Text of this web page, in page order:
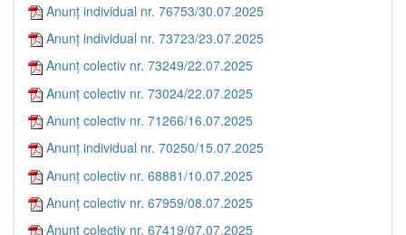
Anunț individual nr. 76753/30.07.2025
Anunț individual nr. 73723/23.07.2025
Anunț colectiv nr. 73249/22.07.2025
Anunț colectiv nr. 73024/22.07.2025
Anunț colectiv nr. 71266/16.07.2025
Anunț individual nr. 70250/15.07.2025
Anunț colectiv nr. 68881/10.07.2025
Anunț colectiv nr. 67959/08.07.2025
Anunț colectiv nr. 67419/07.07.2025